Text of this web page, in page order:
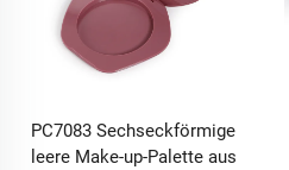
PC7083 Sechseckförmige
leere Make-up-Palette aus